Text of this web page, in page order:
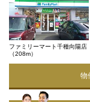
ファミリーマート千種向陽店
（208m）
物